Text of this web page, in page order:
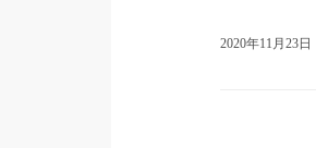
2020年11月23日